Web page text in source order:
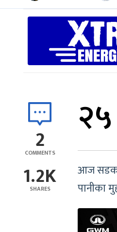
2
COMMENTS
1.2K
SHARES
आज सडक,
पानीका